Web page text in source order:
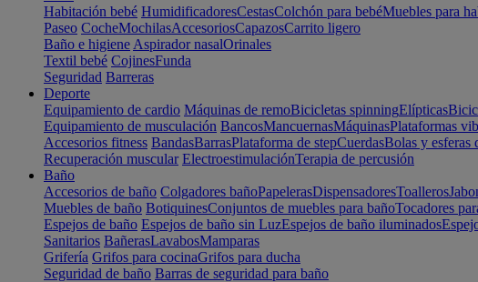
Habitación bebé HumidificadoresCestasColchón para bebéMuebles para
Paseo CocheMochilasAccesoriosCapazosCarrito ligero
Baño e higiene Aspirador nasalOrinales
Textil bebé CojinesFunda
Seguridad Barreras
Deporte
Equipamiento de cardio Máquinas de remoBicicletas spinningElípticas
Equipamiento de musculación BancosMancuernasMáquinasPlataformas
Accesorios fitness BandasBarrasPlataforma de stepCuerdasBolas y esferas
Recuperación muscular ElectroestimulaciónTerapia de percusión
Baño
Accesorios de baño Colgadores bañoPapelerasDispensadoresToalleros
Muebles de baño BotiquinesConjuntos de muebles para bañoTocadores
Espejos de baño Espejos de baño sin LuzEspejos de baño iluminados
Sanitarios BañerasLavabosMamparas
Grifería Grifos para cocinaGrifos para ducha
Seguridad de baño Barras de seguridad para baño